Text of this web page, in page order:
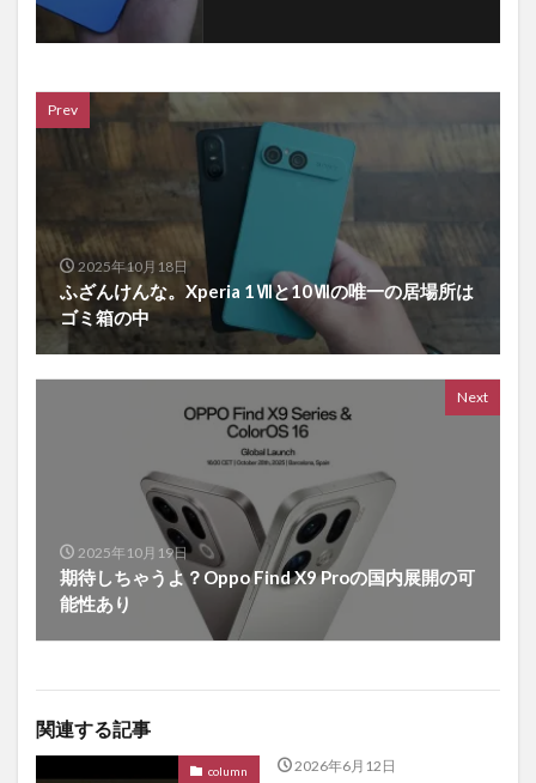
Prev
2025年10月18日
ふざんけんな。Xperia 1Ⅶと10Ⅶの唯一の居場所は
ゴミ箱の中
Next
2025年10月19日
期待しちゃうよ？Oppo Find X9 Proの国内展開の可
能性あり
関連する記事
column 2026年6月12日